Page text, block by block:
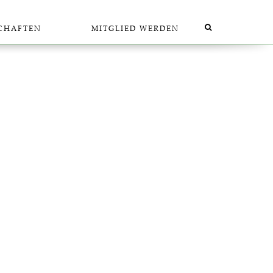
MIT­GLIED WERDEN